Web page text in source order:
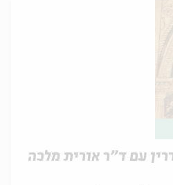
עם ד"ר אורית מלכה